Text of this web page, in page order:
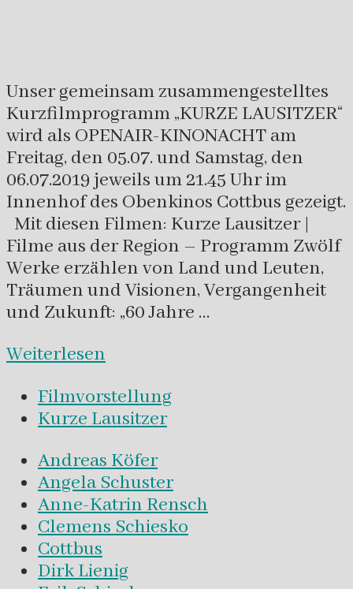
Unser gemeinsam zusammengestelltes
Kurzfilmprogramm „KURZE LAUSITZER“
wird als OPENAIR-KINONACHT am
Freitag, den 05.07. und Samstag, den
06.07.2019 jeweils um 21.45 Uhr im
Innenhof des Obenkinos Cottbus gezeigt.
Mit diesen Filmen: Kurze Lausitzer |
Filme aus der Region – Programm Zwölf
Werke erzählen von Land und Leuten,
Träumen und Visionen, Vergangenheit
und Zukunft: „60 Jahre …
Weiterlesen
Filmvorstellung
Kurze Lausitzer
Andreas Köfer
Angela Schuster
Anne-Katrin Rensch
Clemens Schiesko
Cottbus
Dirk Lienig